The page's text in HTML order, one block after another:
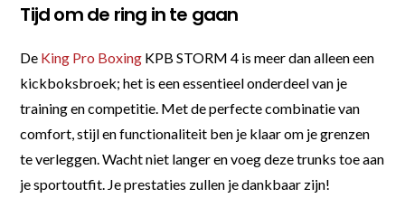
Tijd om de ring in te gaan
De King Pro Boxing KPB STORM 4 is meer dan alleen een
kickboksbroek; het is een essentieel onderdeel van je
training en competitie. Met de perfecte combinatie van
comfort, stijl en functionaliteit ben je klaar om je grenzen
te verleggen. Wacht niet langer en voeg deze trunks toe aan
je sportoutfit. Je prestaties zullen je dankbaar zijn!